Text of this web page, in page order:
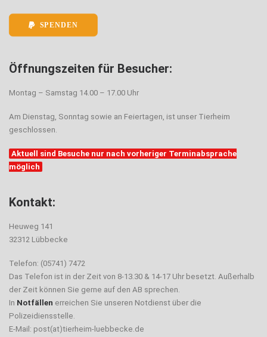
SPENDEN
Öffnungszeiten für Besucher:
Montag – Samstag 14.00 – 17.00 Uhr
Am Dienstag, Sonntag sowie an Feiertagen, ist unser Tierheim
geschlossen.
Aktuell sind Besuche nur nach vorheriger Terminabsprache
möglich
Kontakt:
Heuweg 141
32312 Lübbecke
Telefon: (05741) 7472
Das Telefon ist in der Zeit von 8-13.30 & 14-17 Uhr besetzt. Außerhalb
der Zeit können Sie gerne auf den AB sprechen.
In Notfällen erreichen Sie unseren Notdienst über die
Polizeidiensstelle.
E-Mail: post(at)tierheim-luebbecke.de